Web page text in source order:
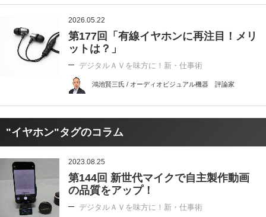
2026.05.22
第177回「有線イヤホンに再注目！メリ
ットは？」
デジタルＡＶを味方に！新・仕事術
鴻池賢三氏 / オーディオビジュアル機器 評論家
"イヤホン"タグのコラム
2023.08.25
第144回 新世代マイクで自主製作動画
の品質をアップ！
デジタルＡＶを味方に！新・仕事術